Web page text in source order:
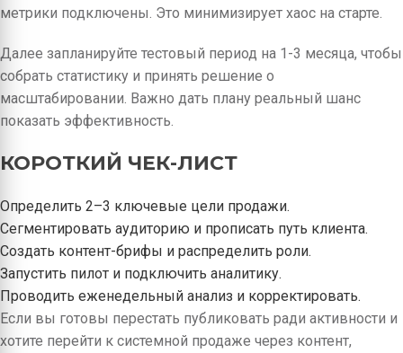
метрики подключены. Это минимизирует хаос на старте.
Далее запланируйте тестовый период на 1-3 месяца, чтобы
собрать статистику и принять решение о
масштабировании. Важно дать плану реальный шанс
показать эффективность.
КОРОТКИЙ ЧЕК-ЛИСТ
Определить 2–3 ключевые цели продажи.
Сегментировать аудиторию и прописать путь клиента.
Создать контент-брифы и распределить роли.
Запустить пилот и подключить аналитику.
Проводить еженедельный анализ и корректировать.
Если вы готовы перестать публиковать ради активности и
хотите перейти к системной продаже через контент,